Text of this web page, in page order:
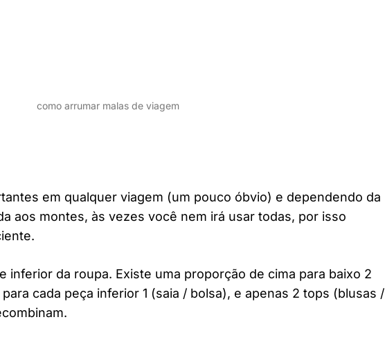
como arrumar malas de viagem
em qualquer viagem (um pouco óbvio) e dependendo da
aos montes, às vezes você nem irá usar todas, por isso
inferior da roupa. Existe uma proporção de cima para baixo 2
cada peça inferior 1 (saia / bolsa), e apenas 2 tops (blusas /